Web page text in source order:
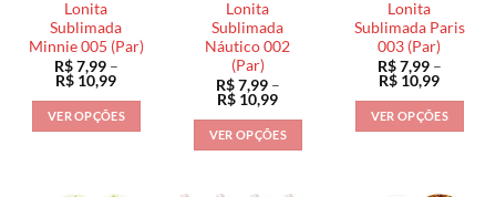
Lonita
Sublimada
Minnie 005 (Par)
R$7,99 –
R$ 10,99Faixa
preço:
R$ 7,99
através
VER OPÇÕES
Lonita
Sublimada
Náutico 002
(Par)
R$7,99 –
R$ 10,99Faixa
preço:
R$ 7,99
através
VER OPÇÕES
Lonita
Sublimada Paris
003 (Par)
R$7,99 –
R$ 10,99Faixa
preço:
R$ 7,99
através
VER OPÇÕES